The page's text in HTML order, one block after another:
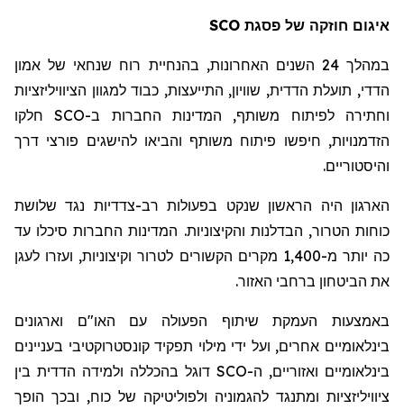
איגום חוזקה של פסגת SCO
במהלך 24 השנים האחרונות, בהנחיית רוח שנחאי של אמון
הדדי, תועלת הדדית, שוויון, התייעצות, כבוד למגוון הציוויליזציות
וחתירה לפיתוח משותף, המדינות החברות ב-SCO חלקו
הזדמנויות, חיפשו פיתוח משותף והביאו להישגים פורצי דרך
והיסטוריים.
הארגון היה הראשון שנקט בפעולות רב-צדדיות נגד שלושת
כוחות הטרור, הבדלנות והקיצוניות. המדינות החברות סיכלו עד
כה יותר מ-1,400 מקרים הקשורים לטרור וקיצוניות, ועזרו לעגן
את הביטחון ברחבי האזור.
באמצעות העמקת שיתוף הפעולה עם האו"ם וארגונים
בינלאומיים אחרים, ועל ידי מילוי תפקיד קונסטרוקטיבי בעניינים
בינלאומיים ואזוריים, ה-SCO דוגל בהכללה ולמידה הדדית בין
ציוויליזציות ומתנגד להגמוניה ולפוליטיקה של כוח, ובכך הופך